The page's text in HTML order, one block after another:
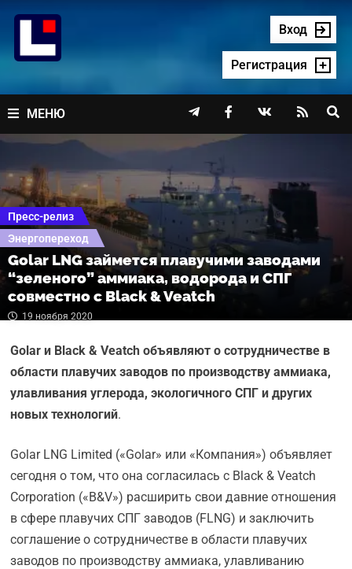
содержимому
Вход
Регистрация
МЕНЮ    
Пресс-релиз
Энергопереход
Golar LNG займется плавучими заводами
“зеленого” аммиака, водорода и СПГ
совместно с Black & Veatch
19 ноября 2020
Golar и Black & Veatch объявляют о сотрудничестве в
области плавучих заводов по производству аммиака,
улавливания углерода, экологичного СПГ и других
новых технологий.
Golar LNG Limited («Golar» или «Компания») объявляет
сегодня о том, что она согласилась с Black & Veatch
Corporation («B&V») расширить свои давние отношения
в сфере плавучих СПГ заводов (FLNG) и заключить
соглашение о сотрудничестве в области плавучих
заводов по производству аммиака, улавливанию